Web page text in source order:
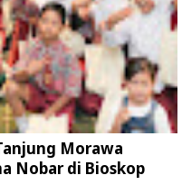
Morawa
Nobar di Bioskop